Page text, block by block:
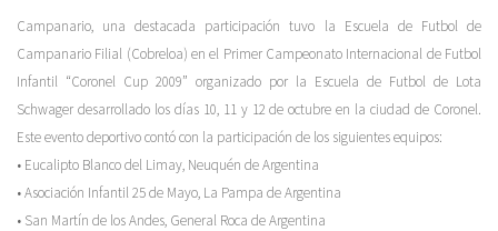
Campanario, una destacada participación tuvo la Escuela de Futbol de
Campanario Filial (Cobreloa) en el Primer Campeonato Internacional de Futbol
Infantil “Coronel Cup 2009” organizado por la Escuela de Futbol de Lota
Schwager desarrollado los días 10, 11 y 12 de octubre en la ciudad de Coronel.
Este evento deportivo contó con la participación de los siguientes equipos:
• Eucalipto Blanco del Limay, Neuquén de Argentina
• Asociación Infantil 25 de Mayo, La Pampa de Argentina
• San Martín de los Andes, General Roca de Argentina